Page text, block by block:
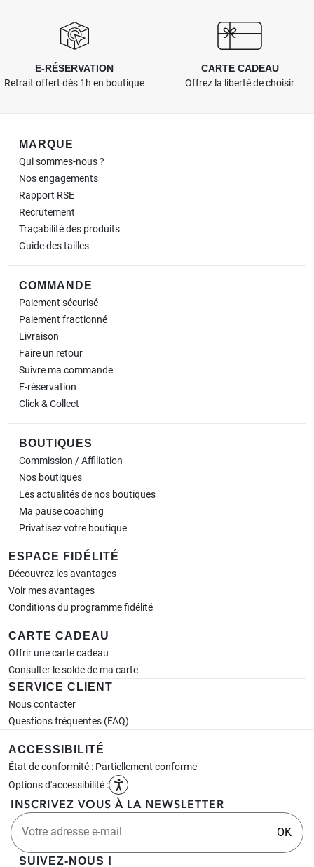
E-RÉSERVATION
Retrait offert dès 1h en boutique
CARTE CADEAU
Offrez la liberté de choisir
Navigation de pied de page
MARQUE
Qui sommes-nous ?
Nos engagements
Rapport RSE
Recrutement
Traçabilité des produits
Guide des tailles
COMMANDE
Paiement sécurisé
Paiement fractionné
Livraison
Faire un retour
Suivre ma commande
E-réservation
Click & Collect
BOUTIQUES
Commission / Affiliation
Nos boutiques
Les actualités de nos boutiques
Ma pausecoaching
Privatisez votre boutique
ESPACE FIDÉLITÉ
Découvrez les avantages
Voir mes avantages
Conditions du programme fidélité
CARTE CADEAU
Offrir une carte cadeau
Consulter le solde de ma carte
SERVICE CLIENT
Nous contacter
Questions fréquentes (FAQ)
ACCESSIBILITÉ
État de conformité : Partiellement conforme
Options d'accessibilité :
INSCRIVEZ VOUS À LA NEWSLETTER
Votre adresse e-mail OK
SUIVEZ-NOUS !